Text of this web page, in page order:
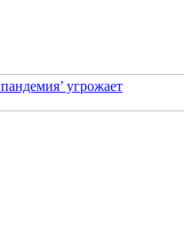
угрожает